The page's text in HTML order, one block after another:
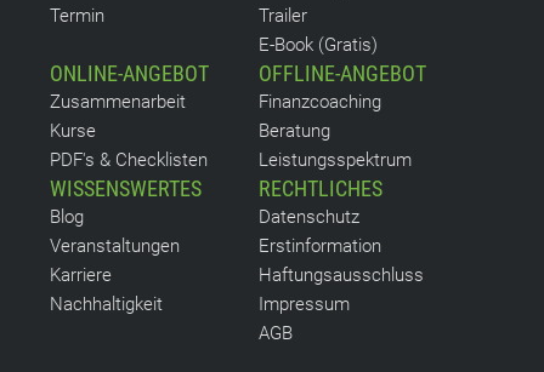
Termin
Trailer
E-Book (Gratis)
ONLINE-ANGEBOT
Zusammenarbeit
Kurse
PDF's & Checklisten
OFFLINE-ANGEBOT
Finanzcoaching
Beratung
Leistungsspektrum
WISSENSWERTES
Blog
Veranstaltungen
Karriere
Nachhaltigkeit
RECHTLICHES
Datenschutz
Erstinformation
Haftungsausschluss
Impressum
AGB